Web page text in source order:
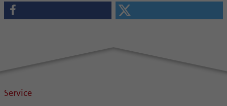
Service